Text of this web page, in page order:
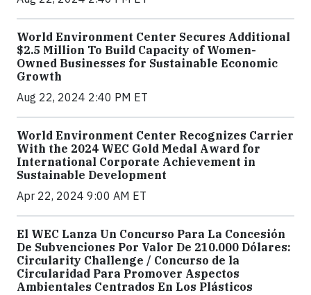
World Environment Center Secures Additional
$2.5 Million To Build Capacity of Women-
Owned Businesses for Sustainable Economic
Growth
Aug 22, 2024 2:40 PM ET
World Environment Center Recognizes Carrier
With the 2024 WEC Gold Medal Award for
International Corporate Achievement in
Sustainable Development
Apr 22, 2024 9:00 AM ET
El WEC Lanza Un Concurso Para La Concesión
De Subvenciones Por Valor De 210.000 Dólares:
Circularity Challenge / Concurso de la
Circularidad Para Promover Aspectos
Ambientales Centrados En Los Plásticos